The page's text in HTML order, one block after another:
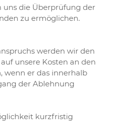
uns die Überprüfung der
zu ermöglichen.
werden wir den
unsere Kosten an den
wenn er das innerhalb
der Ablehnung
kurzfristig